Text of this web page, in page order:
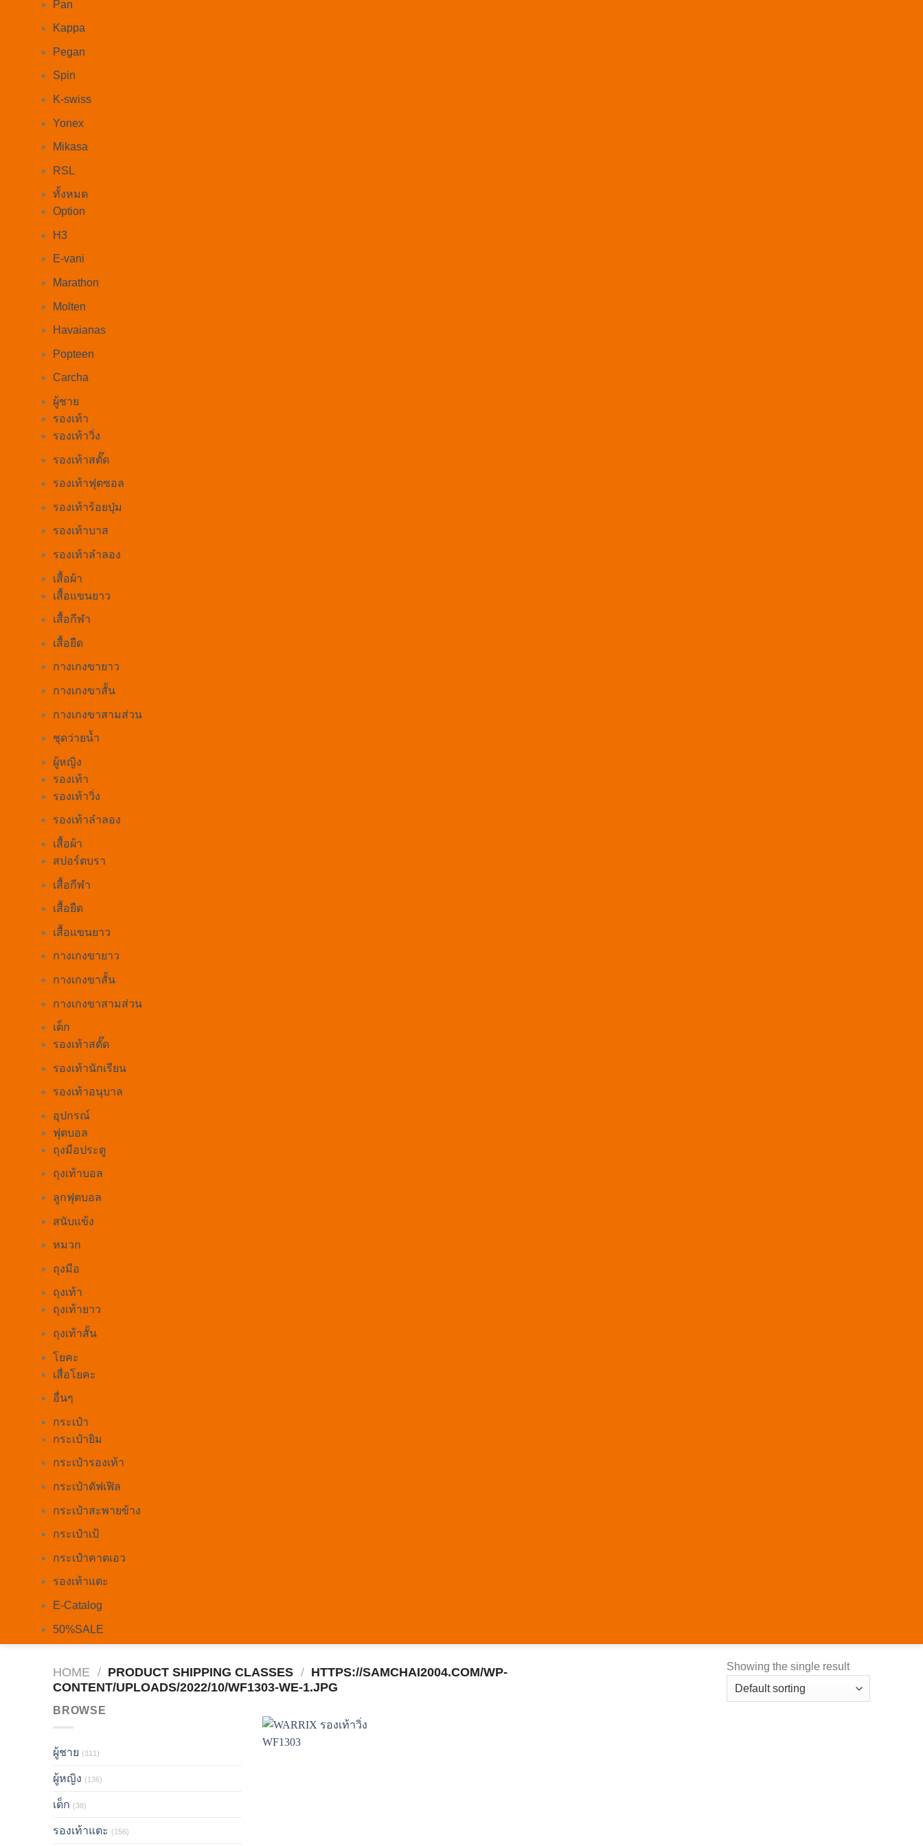
Pan
Kappa
Pegan
Spin
K-swiss
Yonex
Mikasa
RSL
ทั้งหมด
Option
H3
E-vani
Marathon
Molten
Havaianas
Popteen
Carcha
ผู้ชาย
รองเท้า
รองเท้าวิ่ง
รองเท้าสตั๊ด
รองเท้าฟุตซอล
รองเท้าร้อยปุ่ม
รองเท้าบาส
รองเท้าลำลอง
เสื้อผ้า
เสื้อแขนยาว
เสื้อกีฬา
เสื้อยืด
กางเกงขายาว
กางเกงขาสั้น
กางเกงขาสามส่วน
ชุดว่ายน้ำ
ผู้หญิง
รองเท้า
รองเท้าวิ่ง
รองเท้าลำลอง
เสื้อผ้า
สปอร์ตบรา
เสื้อกีฬา
เสื้อยืด
เสื้อแขนยาว
กางเกงขายาว
กางเกงขาสั้น
กางเกงขาสามส่วน
เด็ก
รองเท้าสตั๊ด
รองเท้านักเรียน
รองเท้าอนุบาล
อุปกรณ์
ฟุตบอล
ถุงมือประตู
ถุงเท้าบอล
ลูกฟุตบอล
สนับแข้ง
หมวก
ถุงมือ
ถุงเท้า
ถุงเท้ายาว
ถุงเท้าสั้น
โยคะ
เสื่อโยคะ
อื่นๆ
กระเป๋า
กระเป๋ายิม
กระเป๋ารองเท้า
กระเป๋าดัฟเฟิล
กระเป๋าสะพายข้าง
กระเป๋าเป้
กระเป๋าคาดเอว
รองเท้าแตะ
E-Catalog
50%SALE
HOME / PRODUCT SHIPPING CLASSES / HTTPS://SAMCHAI2004.COM/WP-
CONTENT/UPLOADS/2022/10/WF1303-WE-1.JPG
Showing the single result
BROWSE
ผู้ชาย (311)
ผู้หญิง (136)
เด็ก (38)
รองเท้าแตะ (156)